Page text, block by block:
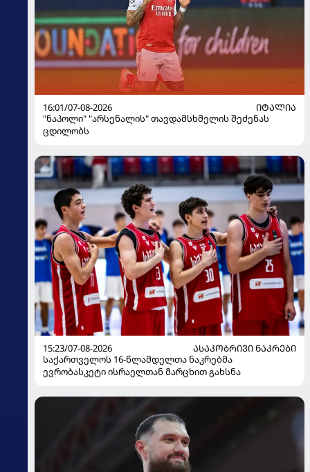
16:01/07-08-2026
ᲘᲢᲐᲚᲘᲐ
"ნაპოლი" "არსენალის" თავდამსხმელის შეძენას
ცდილობს
15:23/07-08-2026
ᲐᲡᲐᲙᲝᲑᲠᲘᲕᲘ ᲜᲐᲙᲠᲔᲑᲘ
საქართველოს 16-წლამდელთა ნაკრებმა
ევრობასკეტი ისრაელთან მარცხით გახსნა